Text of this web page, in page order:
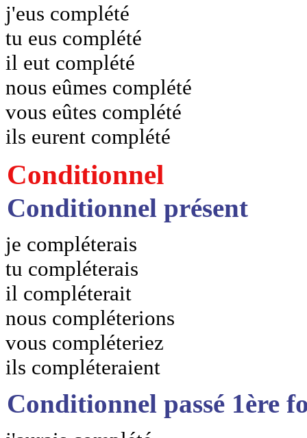
j'eus complété
tu eus complété
il eut complété
nous eûmes complété
vous eûtes complété
ils eurent complété
Conditionnel
Conditionnel présent
je compléterais
tu compléterais
il compléterait
nous compléterions
vous compléteriez
ils compléteraient
Conditionnel passé 1ère